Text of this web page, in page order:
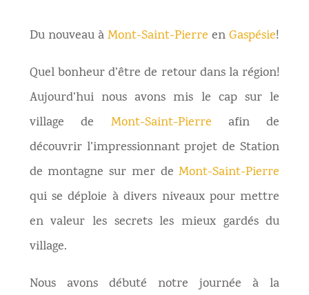
Du nouveau àMont-Saint-Pierre enGaspésie!
Quel bonheur d’être de retour dans la région!
Aujourd’hui nous avons mis le cap sur le
village de Mont-Saint-Pierre afin de
découvrir l’impressionnant projet de Station
de montagne sur mer deMont-Saint-Pierre
qui se déploie à divers niveaux pour mettre
en valeur les secrets les mieux gardés du
village.
Nous avons débuté notre journée à la